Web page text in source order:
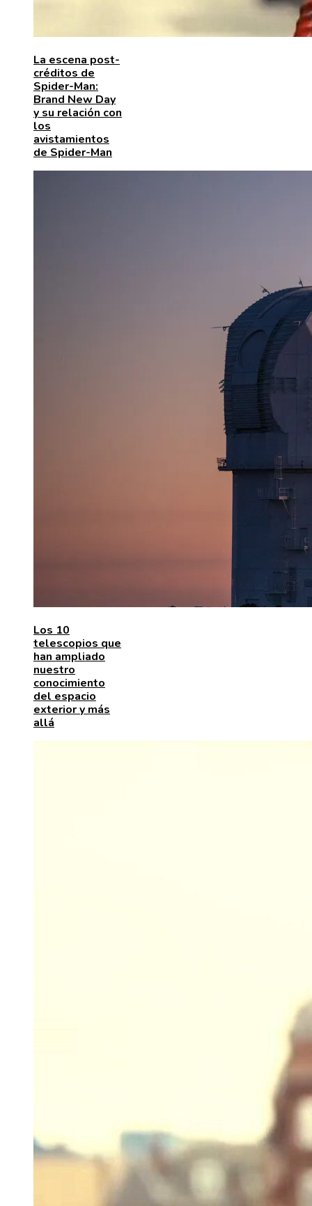
La escena post-
créditos de
Spider-Man:
Brand New Day
y su relación con
los
avistamientos
de Spider-Man
Los 10
telescopios que
han ampliado
nuestro
conocimiento
del espacio
exterior y más
allá